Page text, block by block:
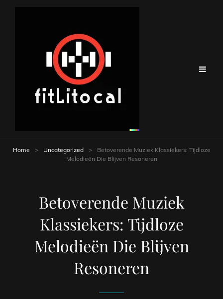
Home > Uncategorized >
Betoverende Muziek Klassiekers: Tijdloze
Melodieën Die Blijven Resoneren
Betoverende Muziek
Klassiekers: Tijdloze
Melodieën Die Blijven
Resoneren